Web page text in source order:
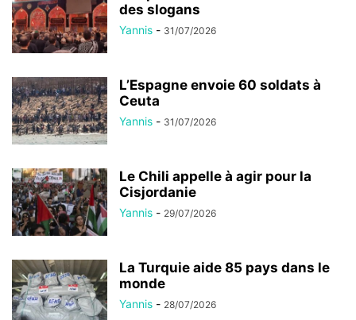
des slogans
Yannis - 31/07/2026
L’Espagne envoie 60 soldats à
Ceuta
Yannis - 31/07/2026
Le Chili appelle à agir pour la
Cisjordanie
Yannis - 29/07/2026
La Turquie aide 85 pays dans le
monde
Yannis - 28/07/2026